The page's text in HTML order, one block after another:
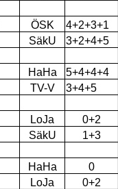
ÖSK 4+2+3+1
SäkU 3+2+4+5
HaHa 5+4+4+4
TV-V 3+4+5
LoJa 0+2
SäkU 1+3
HaHa 0
LoJa 0+2